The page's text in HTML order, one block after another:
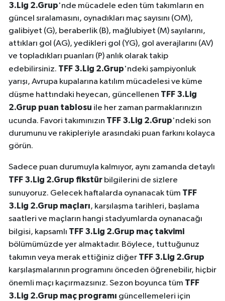
3.Lig 2.Grup'nde mücadele eden tüm takımların en
güncel sıralamasını, oynadıkları maç sayısını (OM),
galibiyet (G), beraberlik (B), mağlubiyet (M) sayılarını,
attıkları gol (AG), yedikleri gol (YG), gol averajlarını (AV)
ve topladıkları puanları (P) anlık olarak takip
edebilirsiniz. TFF 3.Lig 2.Grup'ndeki şampiyonluk
yarışı, Avrupa kupalarına katılım mücadelesi ve küme
düşme hattındaki heyecan, güncellenen TFF 3.Lig
2.Grup puan tablosu ile her zaman parmaklarınızın
ucunda. Favori takımınızın TFF 3.Lig 2.Grup'ndeki son
durumunu ve rakipleriyle arasındaki puan farkını kolayca
görün.
Sadece puan durumuyla kalmıyor, aynı zamanda detaylı
TFF 3.Lig 2.Grup fikstür bilgilerini de sizlere
sunuyoruz. Gelecek haftalarda oynanacak tüm TFF
3.Lig 2.Grup maçları, karşılaşma tarihleri, başlama
saatleri ve maçların hangi stadyumlarda oynanacağı
bilgisi, kapsamlı TFF 3.Lig 2.Grup maç takvimi
bölümümüzde yer almaktadır. Böylece, tuttuğunuz
takımın veya merak ettiğiniz diğer TFF 3.Lig 2.Grup
karşılaşmalarının programını önceden öğrenebilir, hiçbir
önemli maçı kaçırmazsınız. Sezon boyunca tüm TFF
3.Lig 2.Grup maç programı güncellemeleri için